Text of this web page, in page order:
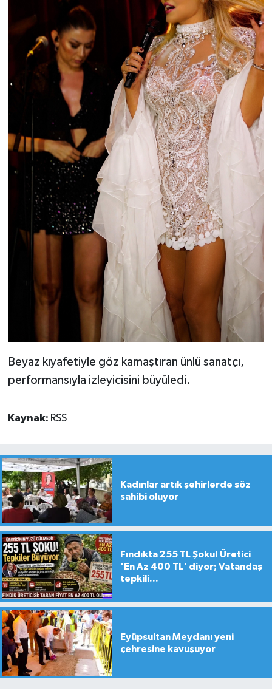
Beyaz kıyafetiyle göz kamaştıran ünlü sanatçı,
performansıyla izleyicisini büyüledi.
Kaynak: RSS
Kadınlar artık şehirlerde söz
sahibi oluyor
Fındıkta 255 TL Şoku! Üretici
'En Az 400 TL' diyor; Vatandaş
tepkili...
Eyüpsultan Meydanı yeni
çehresine kavuşuyor